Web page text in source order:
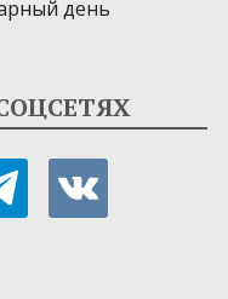
день
vkontakte